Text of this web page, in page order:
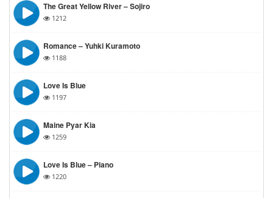
The Great Yellow River – Sojiro
1212
Romance – Yuhki Kuramoto
1188
Love Is Blue
1197
Maine Pyar Kia
1259
Love Is Blue – Piano
1220